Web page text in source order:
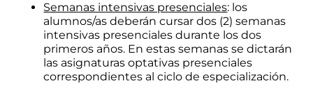
Semanas intensivas presenciales: los
alumnos/as deberán cursar dos (2) semanas
intensivas presenciales durante los dos
primeros años. En estas semanas se dictarán
las asignaturas optativas presenciales
correspondientes al ciclo de especialización.